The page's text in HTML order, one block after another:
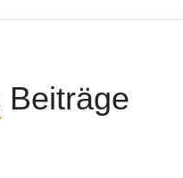
Beiträge